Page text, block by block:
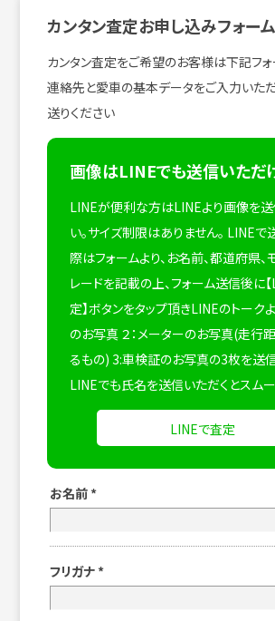
カンタン査定お申し込みフォーム
カンタン査定をご希望のお客様は下記フ
連絡先と愛車の基本データをご入力いた
送りください
画像はLINEでも送信いただ
LINEが便利な方はLINEより画像を送
い。サイズ制限はありません。 LINEで
際はフォームより、お名前、都道府県、
レードを記載の上、フォーム送信後に
定】ボタンをタップ頂きLINEのトーク
のお写真 ２：メーターのお写真(走行
るもの) 3:車検証のお写真の3枚を送信
LINEでも氏名を送信いただくとスムー
LINEで査定
お名前 *
フリガナ *